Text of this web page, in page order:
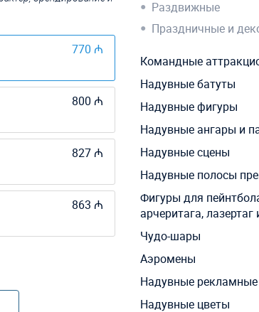
770 ₼
800 ₼
827 ₼
863 ₼
Раздвижные
Праздничные и
Командные
Надувные батуты
Надувные фигуры
Надувные ангары и
Надувные сцены
Надувные полосы
Фигуры для
арчеритага, лазертаг
Чудо-шары
Аэромены
Надувные
Надувные цветы